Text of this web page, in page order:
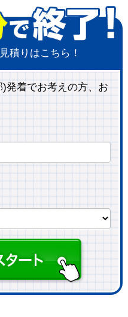
積りはこちら！
発着でお考えの方、お